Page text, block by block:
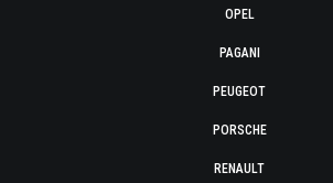
OPEL
PAGANI
PEUGEOT
PORSCHE
RENAULT